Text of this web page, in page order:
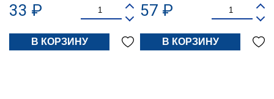
33 ₽
В КОРЗИНУ
57 ₽
В КОРЗИНУ